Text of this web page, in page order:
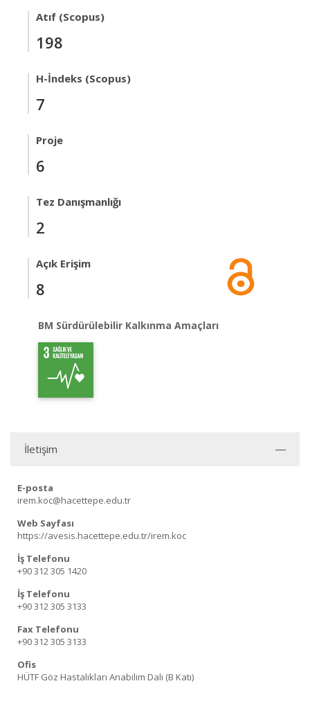
Atıf (Scopus)
198
H-İndeks (Scopus)
7
Proje
6
Tez Danışmanlığı
2
Açık Erişim
8
BM Sürdürülebilir Kalkınma Amaçları
İletişim
E-posta
irem.koc@hacettepe.edu.tr
Web Sayfası
https://avesis.hacettepe.edu.tr/irem.koc
İş Telefonu
+90 312 305 1420
İş Telefonu
+90 312 305 3133
Fax Telefonu
+90 312 305 3133
Ofis
HÜTF Göz Hastalıkları Anabilim Dalı (B Katı)